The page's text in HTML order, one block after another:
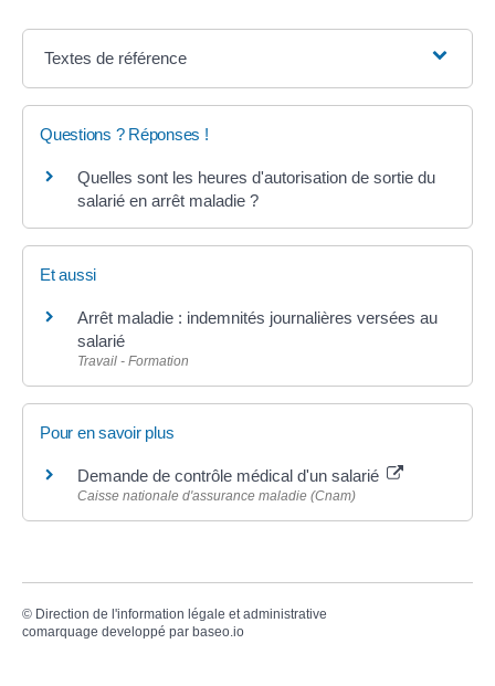
Textes de référence
Questions ? Réponses !
Quelles sont les heures d'autorisation de sortie du
salarié en arrêt maladie ?
Et aussi
Arrêt maladie : indemnités journalières versées au
salarié
Travail - Formation
Pour en savoir plus
Demande de contrôle médical d'un salarié
Caisse nationale d'assurance maladie (Cnam)
© Direction de l'information légale et administrative
comarquage developpé par baseo.io